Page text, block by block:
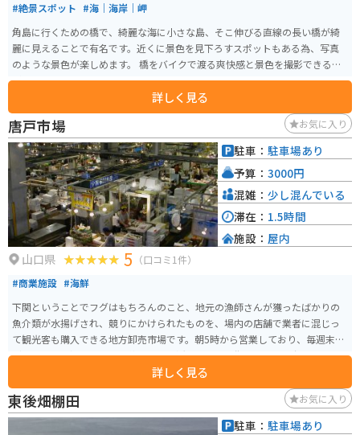
#絶景スポット #海｜海岸｜岬
角島に行くための橋で、綺麗な海に小さな島、そこ伸びる直線の長い橋が綺
麗に見えることで有名です。近くに景色を見下ろすスポットもある為、写真
のような景色が楽しめます。 橋をバイクで渡る爽快感と景色を撮影できるの
がオススメポイントです。
詳しく見る
唐戸市場 お気に入り
山口県 5 （口コミ1件）
#商業施設 #海鮮
下関ということでフグはもちろんのこと、地元の漁師さんが獲ったばかりの
魚介類が水揚げされ、競りにかけられたものを、場内の店舗で業者に混じっ
て観光客も購入できる地方卸売市場です。朝5時から営業しており、毎週末
（金曜～日曜）と祝日に開催される「活きいき馬関街」という屋台イベント
では、にぎり寿司、海鮮丼、揚げたてのフライ、フク汁が並ぶ海鮮屋台が並
びます。
詳しく見る
駐車： 駐車場あり
予算： 3000円
混雑： 少し混んでいる
滞在： 1.5時間
施設： 屋内
東後畑棚田 お気に入り
駐車： 駐車場あり